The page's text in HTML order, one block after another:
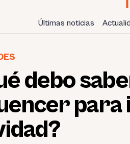
Últimas noticias
debo
para